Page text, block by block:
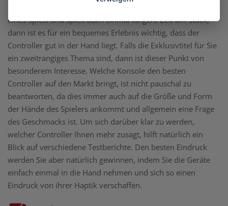
eines Spiels und spielt auch einmal längere Zeit am Stück,
dann ist es für ein bequemes Erlebnis wichtig, dass der
Controller gut in der Hand liegt. Falls die Exklusivtitel für Sie
ein zweitrangiges Thema sind, dann ist dieser Punkt von
besonderem Interesse. Welche Konsole den besten
Controller auf den Markt bringt, ist nicht pauschal zu
beantworten, da dies immer auch auf die Größe und Form
der Hände des Spielers ankommt und allgemein eine Frage
des Geschmacks ist. Um sich darüber klar zu werden,
welcher Controller Ihnen mehr zusagt, hilft natürlich ein
Blick auf verschiedene Testberichte. Den besten Eindruck
werden Sie aber natürlich gewinnen, indem Sie die Geräte
einfach einmal in die Hand nehmen und sich so einen
Eindruck von ihrer Haptik verschaffen.